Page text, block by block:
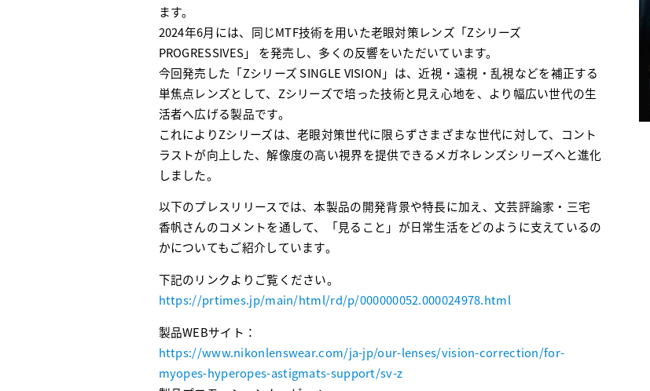
ます。
2024年6月には、同じMTF技術を用いた老眼対策レンズ「Zシリーズ
PROGRESSIVES」 を発売し、多くの反響をいただいています。
今回発売した「Zシリーズ SINGLE VISION」は、近視・遠視・乱視などを補正する
単焦点レンズとして、Zシリーズで培った技術と見え心地を、より幅広い世代の生
活者へ広げる製品です。
これによりZシリーズは、老眼対策世代に限らずさまざまな世代に対して、コント
ラストが向上した、解像度の高い視界を提供できるメガネレンズシリーズへと進化
しました。
以下のプレスリリースでは、本製品の開発背景や特長に加え、文芸評論家・三宅
香帆さんのコメントを通して、「見ること」が日常生活をどのように支えているの
かについてもご紹介しています。
下記のリンクよりご覧ください。
https://prtimes.jp/main/html/rd/p/000000052.000024978.html
製品WEBサイト：
https://www.nikonlenswear.com/ja-jp/our-lenses/vision-correction/for-
myopes-hyperopes-astigmats-support/sv-z